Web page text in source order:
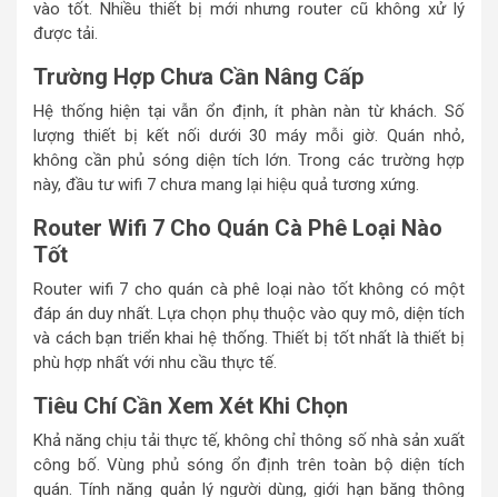
vào tốt. Nhiều thiết bị mới nhưng router cũ không xử lý
được tải.
Trường Hợp Chưa Cần Nâng Cấp
Hệ thống hiện tại vẫn ổn định, ít phàn nàn từ khách. Số
lượng thiết bị kết nối dưới 30 máy mỗi giờ. Quán nhỏ,
không cần phủ sóng diện tích lớn. Trong các trường hợp
này, đầu tư wifi 7 chưa mang lại hiệu quả tương xứng.
Router Wifi 7 Cho Quán Cà Phê Loại Nào
Tốt
Router wifi 7 cho quán cà phê loại nào tốt không có một
đáp án duy nhất. Lựa chọn phụ thuộc vào quy mô, diện tích
và cách bạn triển khai hệ thống. Thiết bị tốt nhất là thiết bị
phù hợp nhất với nhu cầu thực tế.
Tiêu Chí Cần Xem Xét Khi Chọn
Khả năng chịu tải thực tế, không chỉ thông số nhà sản xuất
công bố. Vùng phủ sóng ổn định trên toàn bộ diện tích
quán. Tính năng quản lý người dùng, giới hạn băng thông